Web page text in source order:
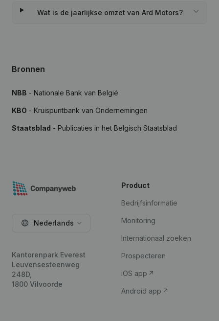
Wat is de jaarlijkse omzet van Ard Motors?
Bronnen
NBB - Nationale Bank van België
KBO - Kruispuntbank van Ondernemingen
Staatsblad - Publicaties in het Belgisch Staatsblad
Nederlands
Kantorenpark Everest
Leuvensesteenweg
248D,
1800 Vilvoorde
Product
Bedrijfsinformatie
Monitoring
Internationaal zoeken
Prospecteren
iOS app
Android app